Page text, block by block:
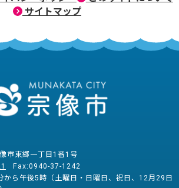
サイトマップ
市東郷一丁目1番1号
Fax:0940-37-1242
から午後5時（土曜日・日曜日、祝日、12月29日